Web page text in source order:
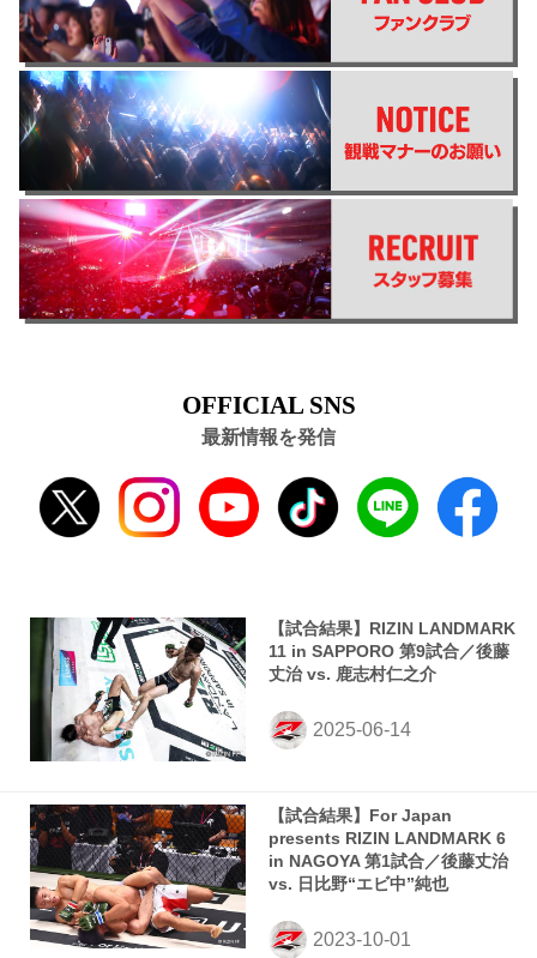
OFFICIAL SNS
最新情報を発信
【試合結果】RIZIN LANDMARK
11 in SAPPORO 第9試合／後藤
丈治 vs. 鹿志村仁之介
【試合結果】For Japan
presents RIZIN LANDMARK 6
in NAGOYA 第1試合／後藤丈治
vs. 日比野“エビ中”純也